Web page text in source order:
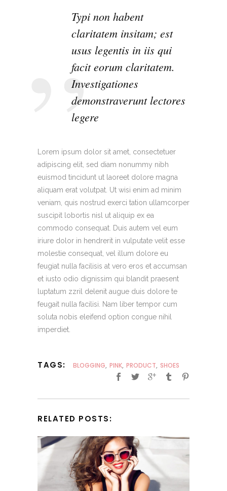
Typi non habent
claritatem insitam; est
usus legentis in iis qui
facit eorum claritatem.
Investigationes
demonstraverunt lectores
legere
Lorem ipsum dolor sit amet, consectetuer
adipiscing elit, sed diam nonummy nibh
euismod tincidunt ut laoreet dolore magna
aliquam erat volutpat. Ut wisi enim ad minim
veniam, quis nostrud exerci tation ullamcorper
suscipit lobortis nisl ut aliquip ex ea
commodo consequat. Duis autem vel eum
iriure dolor in hendrerit in vulputate velit esse
molestie consequat, vel illum dolore eu
feugiat nulla facilisis at vero eros et accumsan
et iusto odio dignissim qui blandit praesent
luptatum zzril delenit augue duis dolore te
feugait nulla facilisi. Nam liber tempor cum
soluta nobis eleifend option congue nihil
imperdiet.
TAGS: BLOGGING, PINK, PRODUCT, SHOES
RELATED POSTS: